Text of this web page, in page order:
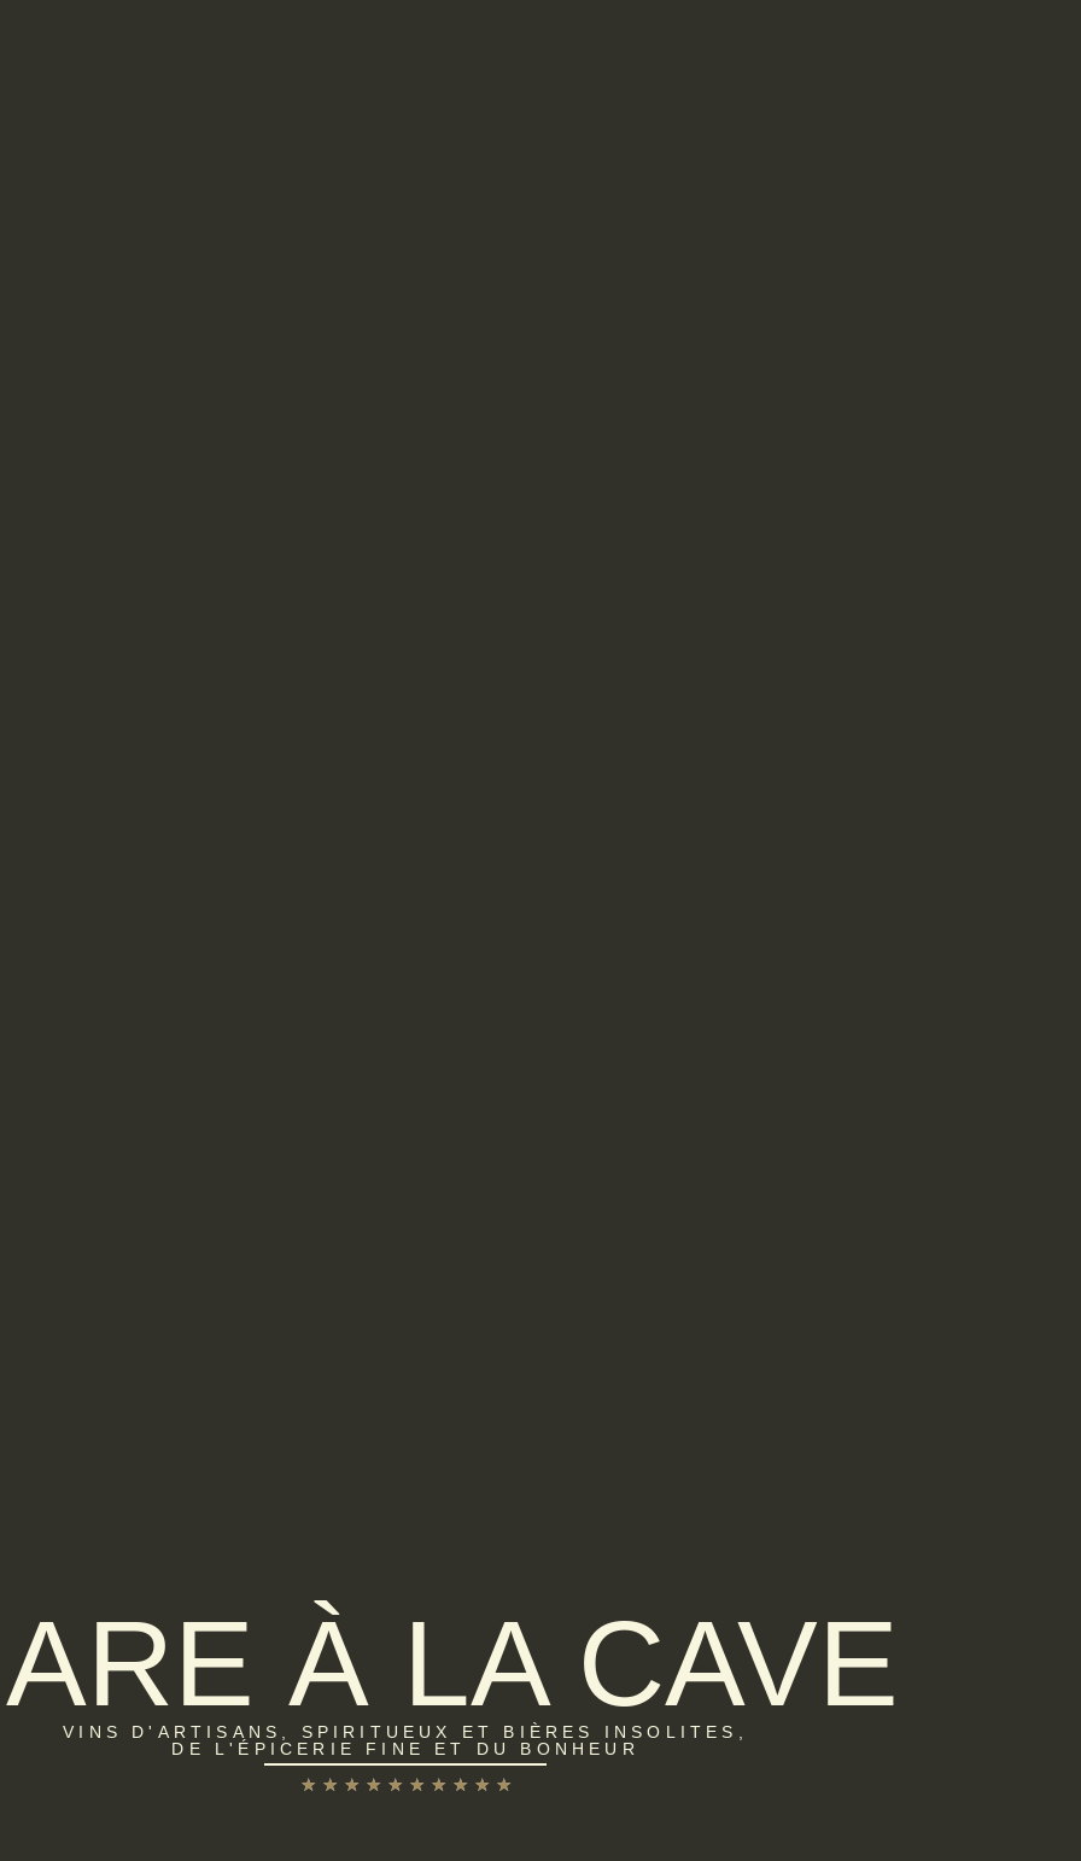
À LA CAVE
VINS D'ARTISANS, SPIRITUEUX ET BIÈRES INSOLITES,
DE L'ÉPICERIE FINE ET DU BONHEUR
★ ★ ★ ★ ★ ★ ★ ★ ★ ★